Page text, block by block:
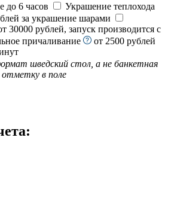
до 6 часов
Украшение теплохода
за украшение шарами
30000 рублей, запуск производится с
причаливание
от 2500 рублей
шведский стол, а не банкетная
в поле